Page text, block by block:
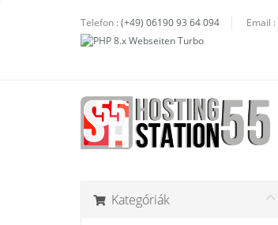
Telefon : (+49) 06190 93 64 094 Email :
Kategóriák